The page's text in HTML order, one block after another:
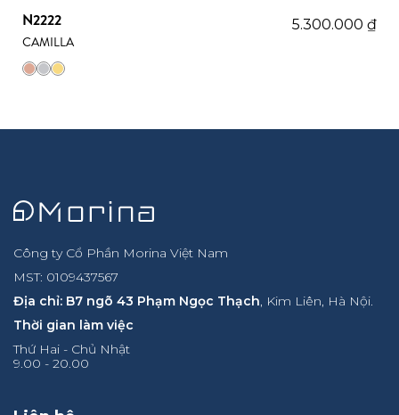
N2222
CAMILLA
5.300.000 ₫
Công ty Cổ Phần Morina Việt Nam
MST: 0109437567
Địa chỉ: B7 ngõ 43 Phạm Ngọc Thạch, Kim Liên, Hà Nội.
Thời gian làm việc
Thứ Hai - Chủ Nhật
9.00 - 20.00